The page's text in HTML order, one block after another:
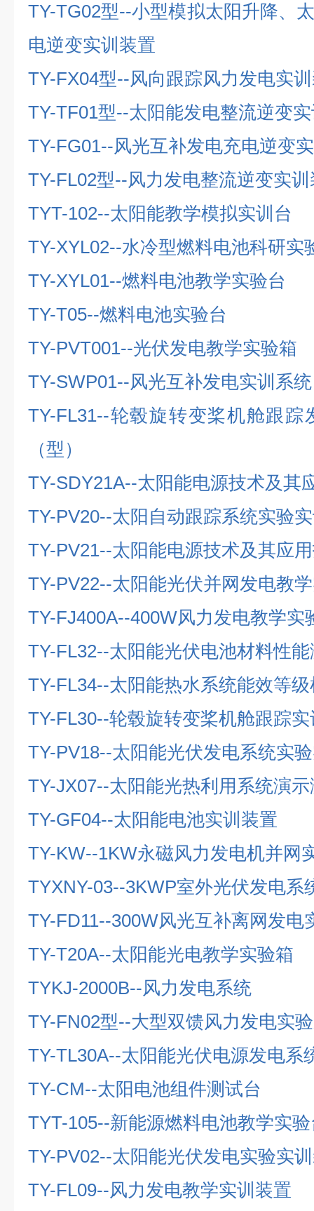
TY-TG02型--小型模拟太阳升降、
电逆变实训装置
TY-FX04型--风向跟踪风力发电实
TY-TF01型--太阳能发电整流逆变
TY-FG01--风光互补发电充电逆变
TY-FL02型--风力发电整流逆变实
TYT-102--太阳能教学模拟实训台
TY-XYL02--水冷型燃料电池科研实
TY-XYL01--燃料电池教学实验台
TY-T05--燃料电池实验台
TY-PVT001--光伏发电教学实验箱
TY-SWP01--风光互补发电实训系统
TY-FL31--轮毂旋转变桨机舱跟踪
（型）
TY-SDY21A--太阳能电源技术及其
TY-PV20--太阳自动跟踪系统实验
TY-PV21--太阳能电源技术及其应
TY-PV22--太阳能光伏并网发电教
TY-FJ400A--400W风力发电教学实
TY-FL32--太阳能光伏电池材料性
TY-FL34--太阳能热水系统能效等
TY-FL30--轮毂旋转变桨机舱跟踪
TY-PV18--太阳能光伏发电系统实
TY-JX07--太阳能光热利用系统演
TY-GF04--太阳能电池实训装置
TY-KW--1KW永磁风力发电机并网
TYXNY-03--3KWP室外光伏发电系
TY-FD11--300W风光互补离网发电
TY-T20A--太阳能光电教学实验箱
TYKJ-2000B--风力发电系统
TY-FN02型--大型双馈风力发电实
TY-TL30A--太阳能光伏电源发电系
TY-CM--太阳电池组件测试台
TYT-105--新能源燃料电池教学实
TY-PV02--太阳能光伏发电实验实
TY-FL09--风力发电教学实训装置